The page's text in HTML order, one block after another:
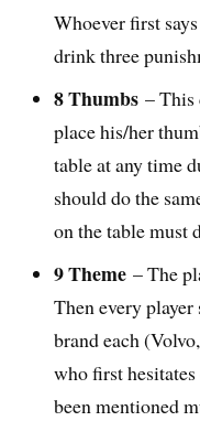
Whoever first
drink three
8 Thumbs – This
place his/her
table at any time
should do the
on the table must
9 Theme – The
Then every
brand each
who first hesitates
been mentioned